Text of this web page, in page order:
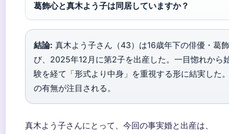
葛飾心と真木よう子は同居していますか？
結論: 真木よう子さん（43）は16歳年下の俳優・葛
び、2025年12月に第2子を出産した。一目惚れから
験を経て「形式より中身」を重視する形に結実した
の有無が注目される。
真木よう子さんにとって、今回の事実婚と出産は、